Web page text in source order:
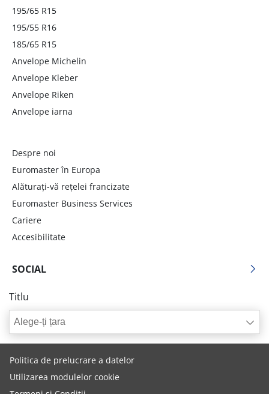
195/65 R15
195/55 R16
185/65 R15
Anvelope Michelin
Anvelope Kleber
Anvelope Riken
Anvelope iarna
Despre noi
Euromaster în Europa
Alăturați-vă rețelei francizate
Euromaster Business Services
Cariere
Accesibilitate
SOCIAL
Titlu
Alege-ți țara
Politica de prelucrare a datelor
Utilizarea modulelor cookie